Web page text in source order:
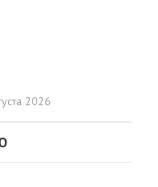
2026